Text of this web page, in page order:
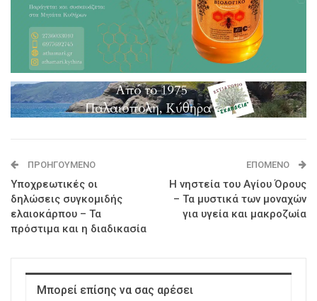
ΠΡΟΗΓΟΎΜΕΝΟ
Υποχρεωτικές οι
δηλώσεις συγκομιδής
ελαιοκάρπου – Τα
πρόστιμα και η διαδικασία
ΕΠΌΜΕΝΟ
Η νηστεία του Αγίου Όρους
– Τα μυστικά των μοναχών
για υγεία και μακροζωία
Μπορεί επίσης να σας αρέσει